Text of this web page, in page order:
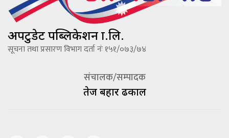
अपटुडेट पब्लिकेशन प्रा.लि.
सूचना तथा प्रसारण विभाग दर्ता नंः १५१/०७३/७४
संचालक/सम्पादक
तेज बहादूर ढकाल